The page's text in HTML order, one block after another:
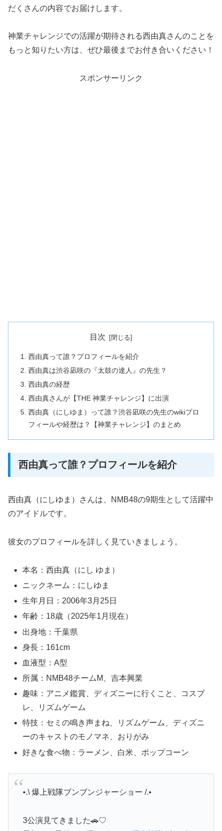
だくさんの内容でお届けします。
神業チャレンジでの活躍が期待される西由真さんのことを
もっと知りたい方は、ぜひ最後までお付き合いください！
スポンサーリンク
目次
西由真って誰？プロフィールを紹介
西由真は渋谷凪咲の『太鼓の達人』の先生？
西由真の経歴
西由真さんが【THE 神業チャレンジ】に出演
西由真（にしゆま）って誰？渋谷凪咲の先生のwikiプロ
フィールや経歴は？【神業チャレンジ】のまとめ
西由真って誰？プロフィールを紹介
西由真（にしゆま）さんは、NMB48の9期生として活躍中
のアイドルです。
彼女のプロフィールを詳しく見ていきましょう。
本名：西由真（にし ゆま）
ニックネーム：にしゆま
生年月日：2006年3月25日
年齢：18歳（2025年1月現在）
出身地：千葉県
身長：161cm
血液型：A型
所属：NMB48チームM、吉本興業
趣味：アニメ鑑賞、ディズニーに行くこと、コスプ
レ、リズムゲーム
特技：セミの鳴き声まね、リズムゲーム、ディズニ
ーのキャストのモノマネ、おりがみ
好きな食べ物：ラーメン、白米、ポップコーン
•.\ 爆上戦隊ブンブンジャーショー /.•⠀
3公演見てきました🚗♡